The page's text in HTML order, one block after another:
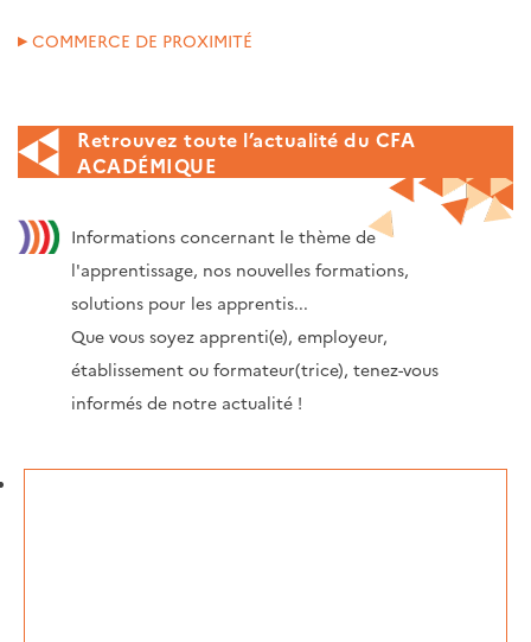
COMMERCE DE PROXIMITÉ
Retrouvez toute l’actualité du CFA
ACADÉMIQUE
Informations concernant le thème de
l'apprentissage, nos nouvelles formations,
solutions pour les apprentis...
Que vous soyez apprenti(e), employeur,
établissement ou formateur(trice), tenez-vous
informés de notre actualité !